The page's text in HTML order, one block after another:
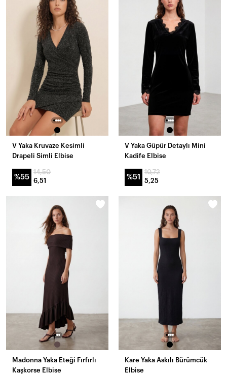
V Yaka Kruvaze Kesimli
Drapeli Simli Elbise
%55
14,50
6,51
V Yaka Güpür Detaylı Mini
Kadife Elbise
%51
10,72
5,25
Madonna Yaka Eteği Fırfırlı
Kaşkorse Elbise
Kare Yaka Askılı Bürümcük
Elbise